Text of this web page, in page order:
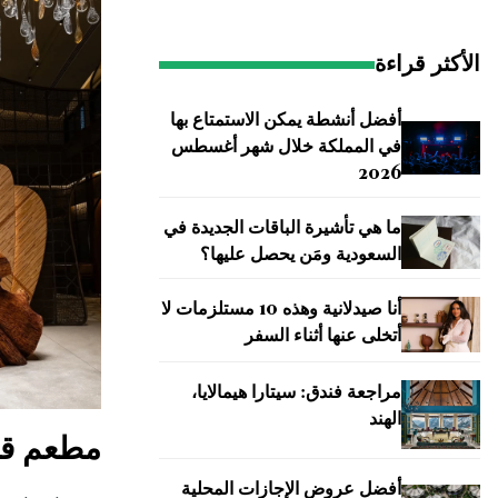
الأكثر قراءة
أفضل أنشطة يمكن الاستمتاع بها
في المملكة خلال شهر أغسطس
2026
ما هي تأشيرة الباقات الجديدة في
السعودية ومَن يحصل عليها؟
أنا صيدلانية وهذه 10 مستلزمات لا
أتخلى عنها أثناء السفر
مراجعة فندق: سيتارا هيمالايا،
الهند
أفضل عروض الإجازات المحلية
مطعم